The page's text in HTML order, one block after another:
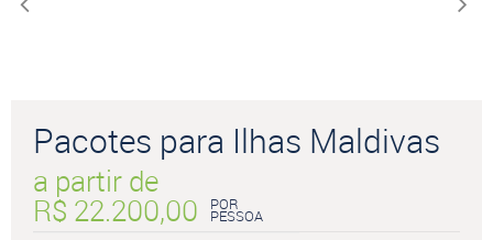
Pacotes para Ilhas Maldivas
a partir de
R$ 22.200,00 POR
PESSOA